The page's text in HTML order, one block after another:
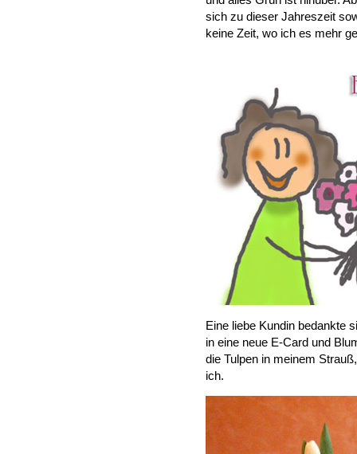
sich zu dieser Jahreszeit
keine Zeit, wo ich es mehr
Eine liebe Kundin bedankte
in eine neue E-Card und
die Tulpen in meinem
ich.